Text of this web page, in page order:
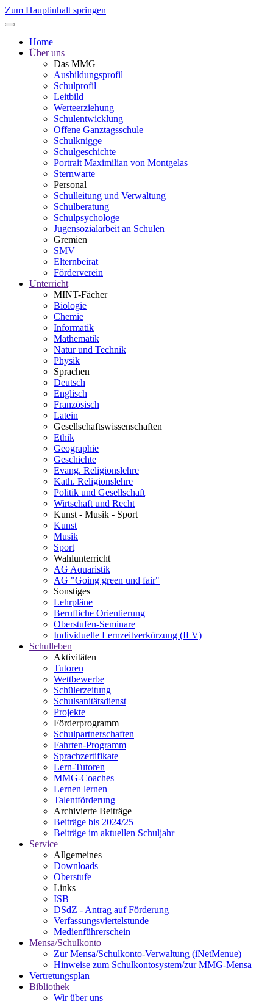
Zum Hauptinhalt springen
Home
Über uns
Das MMG
Ausbildungsprofil
Schulprofil
Leitbild
Werteerziehung
Schulentwicklung
Offene Ganztagsschule
Schulknigge
Schulgeschichte
Portrait Maximilian von Montgelas
Sternwarte
Personal
Schulleitung und Verwaltung
Schulberatung
Schulpsychologe
Jugensozialarbeit an Schulen
Gremien
SMV
Elternbeirat
Förderverein
Unterricht
MINT-Fächer
Biologie
Chemie
Informatik
Mathematik
Natur und Technik
Physik
Sprachen
Deutsch
Englisch
Französisch
Latein
Gesellschaftswissenschaften
Ethik
Geographie
Geschichte
Evang. Religionslehre
Kath. Religionslehre
Politik und Gesellschaft
Wirtschaft und Recht
Kunst - Musik - Sport
Kunst
Musik
Sport
Wahlunterricht
AG Aquaristik
AG "Going green und fair"
Sonstiges
Lehrpläne
Berufliche Orientierung
Oberstufen-Seminare
Individuelle Lernzeitverkürzung (ILV)
Schulleben
Aktivitäten
Tutoren
Wettbewerbe
Schülerzeitung
Schulsanitätsdienst
Projekte
Förderprogramm
Schulpartnerschaften
Fahrten-Programm
Sprachzertifikate
Lern-Tutoren
MMG-Coaches
Lernen lernen
Talentförderung
Archivierte Beiträge
Beiträge bis 2024/25
Beiträge im aktuellen Schuljahr
Service
Allgemeines
Downloads
Oberstufe
Links
ISB
DSdZ - Antrag auf Förderung
Verfassungsviertelstunde
Medienführerschein
Mensa/Schulkonto
Zur Mensa/Schulkonto-Verwaltung (iNetMenue)
Hinweise zum Schulkontosystem/zur MMG-Mensa
Vertretungsplan
Bibliothek
Wir über uns